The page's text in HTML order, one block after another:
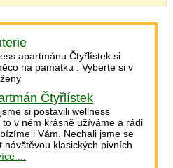
apartmánu Čtyřlístek si
na památku . Vyberte si v
ženy
Čtyřlístek
si postavili wellness
v něm krásně užíváme a rádi
i Vám. Nechali jsme se
návštěvou klasických pivních
...